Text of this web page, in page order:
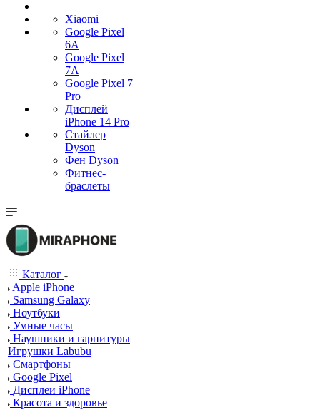
Xiaomi
Google Pixel
6A
Google Pixel
7А
Google Pixel 7
Pro
Дисплей
iPhone 14 Pro
Стайлер
Dyson
Фен Dyson
Фитнес-
браслеты
Каталог
Apple iPhone
Samsung Galaxy
Ноутбуки
Умные часы
Наушники и гарнитуры
Игрушки Labubu
Смартфоны
Google Pixel
Дисплеи iPhone
Красота и здоровье